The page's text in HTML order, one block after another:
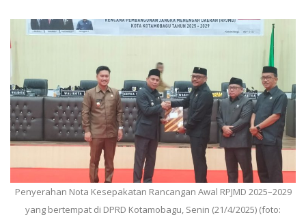
Penyerahan Nota Kesepakatan Rancangan Awal RPJMD 2025–2029
yang bertempat di DPRD Kotamobagu, Senin (21/4/2025) (foto: